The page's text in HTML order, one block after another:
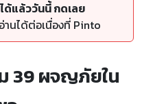
ด้แล้ววันนี้ กดเลย
นได้ต่อเนื่องที่ Pinto
39 ผจญภัยใน